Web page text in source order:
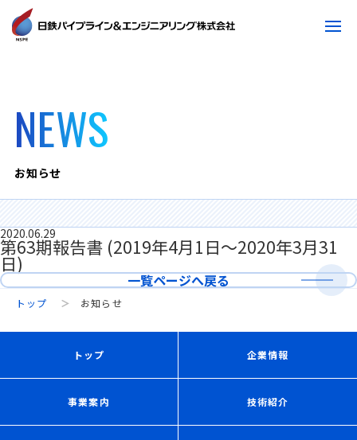
NEWS
お知らせ
2020.06.29
第63期報告書 (2019年4月1日～2020年3月31
日)
一覧ページへ戻る
トップ お知らせ
トップ 企業情報
事業案内 技術紹介